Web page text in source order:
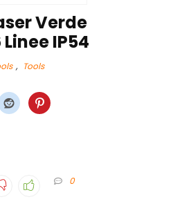
Verde
Linee IP54
, Tools
0